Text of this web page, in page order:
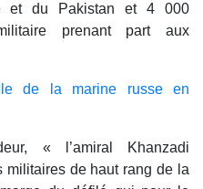
et du Pakistan et 4 000
prenant part aux
de la marine russe en
« l’amiral Khanzadi
militaires de haut rang de la